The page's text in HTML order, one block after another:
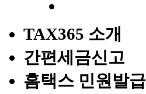
TAX365 소개
간편세금신고
홈택스 민원발급